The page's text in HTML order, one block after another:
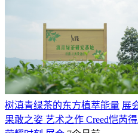
树滇青绿茶的东方植萃能量 展
果敢之姿 艺术之作 Creed恺芮